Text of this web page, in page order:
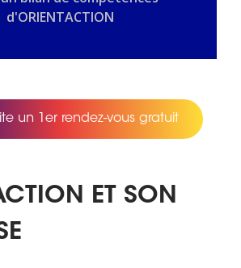
d'ORIENTACTION
un 1er rendez-vous gratuit
ET SON